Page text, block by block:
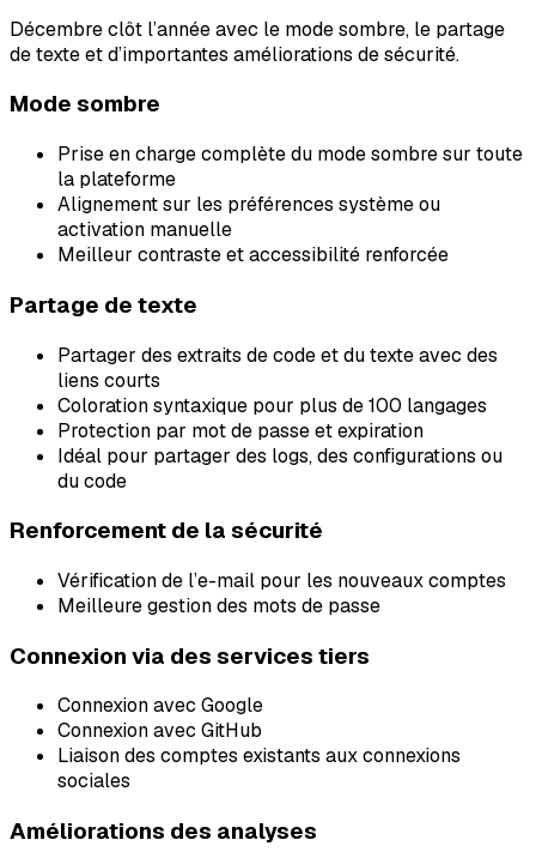
Décembre clôt l’année avec le mode sombre, le partage
de texte et d’importantes améliorations de sécurité.
Mode sombre
Prise en charge complète du mode sombre sur toute
la plateforme
Alignement sur les préférences système ou
activation manuelle
Meilleur contraste et accessibilité renforcée
Partage de texte
Partager des extraits de code et du texte avec des
liens courts
Coloration syntaxique pour plus de 100 langages
Protection par mot de passe et expiration
Idéal pour partager des logs, des configurations ou
du code
Renforcement de la sécurité
Vérification de l’e-mail pour les nouveaux comptes
Meilleure gestion des mots de passe
Connexion via des services tiers
Connexion avec Google
Connexion avec GitHub
Liaison des comptes existants aux connexions
sociales
Améliorations des analyses